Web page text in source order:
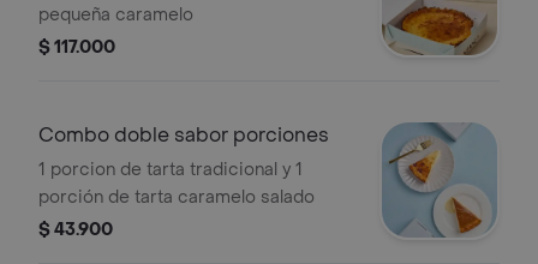
pequeña caramelo
$ 117.000
Combo doble sabor porciones
1 porcion de tarta tradicional y 1
porción de tarta caramelo salado
$ 43.900